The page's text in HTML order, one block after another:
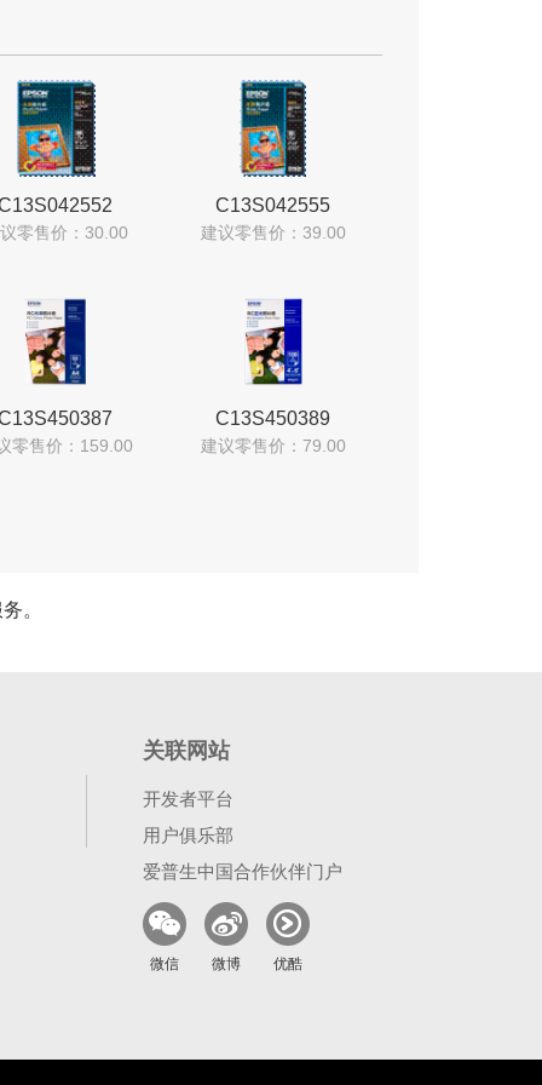
零售价：30.00
C13S042555
建议零售价：39.00
零售价：159.00
C13S450389
建议零售价：79.00
。
关联网站
开发者平台
用户俱乐部
爱普生中国合作伙伴门户
微信 微博 优酷